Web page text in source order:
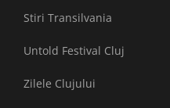
Stiri Transilvania
Untold Festival Cluj
Zilele Clujului